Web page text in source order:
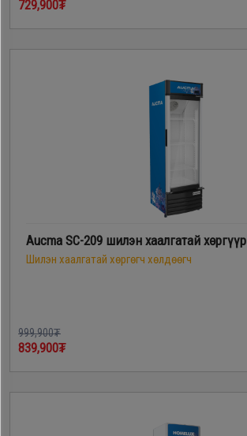
729,900₮
Aucma SC-209 шилэн хаалгатай хөргүүр
Шилэн хаалгатай хөргөгч хөлдөөгч
999,900₮
839,900₮